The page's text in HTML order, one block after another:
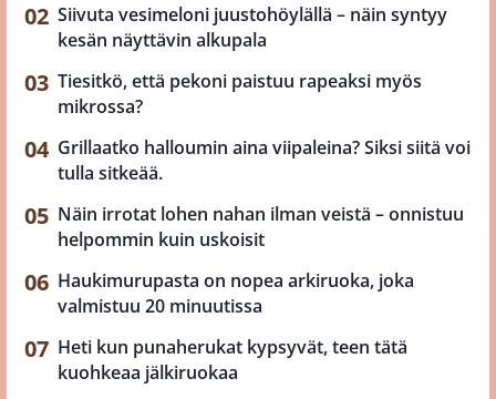
Siivuta vesimeloni juustohöylällä – näin syntyy
kesän näyttävin alkupala
Tiesitkö, että pekoni paistuu rapeaksi myös
mikrossa?
Grillaatko halloumin aina viipaleina? Siksi siitä voi
tulla sitkeää.
Näin irrotat lohen nahan ilman veistä – onnistuu
helpommin kuin uskoisit
Haukimurupasta on nopea arkiruoka, joka
valmistuu 20 minuutissa
Heti kun punaherukat kypsyvät, teen tätä
kuohkeaa jälkiruokaa